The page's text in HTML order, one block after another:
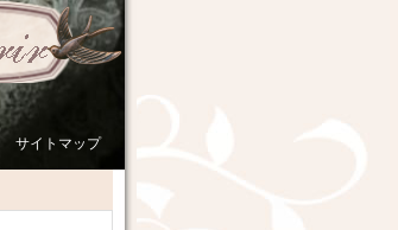
サイトマップ